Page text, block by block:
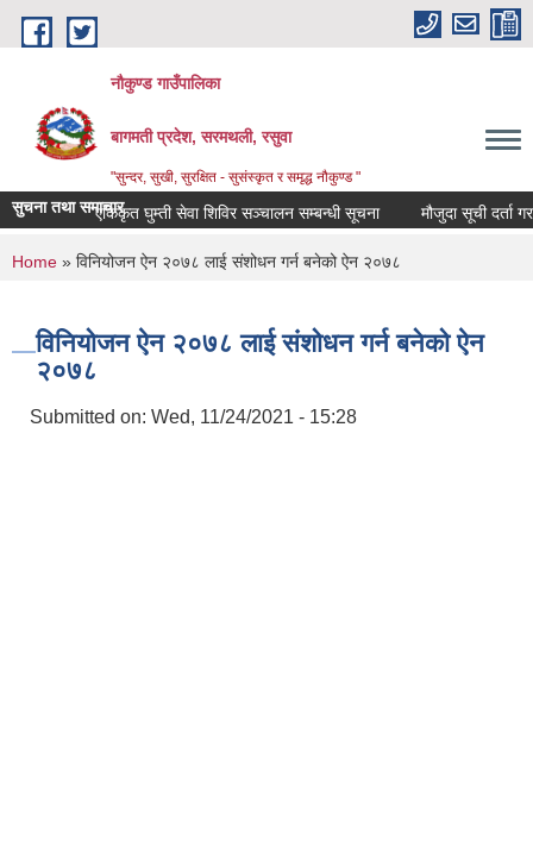
Skip to main content
नौकुण्ड गाउँपालिका
बागमती प्रदेश, सरमथली, रसुवा
"सुन्दर, सुखी, सुरक्षित - सुसंस्कृत र समृद्ध नौकुण्ड "
सुचना तथा समाचारएकिकृत घुम्ती सेवा शिविर सञ्‍चालन सम्बन्धी सूचना मौजुदा सूची दर्ता
You are here
Home » विनियोजन ऐन २०७८ लाई संशोधन गर्न बनेको ऐन २०७८
विनियोजन ऐन २०७८ लाई संशोधन गर्न बनेको ऐन
२०७८
Submitted on: Wed, 11/24/2021 - 15:28